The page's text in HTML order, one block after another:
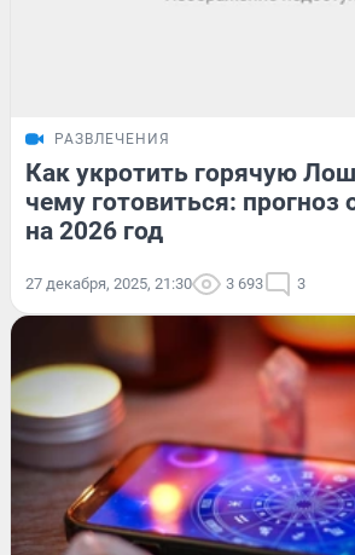
РАЗВЛЕЧЕНИЯ
Как укротить горячую
чему готовиться: прогноз
на 2026 год
27 декабря, 2025, 21:30 3 693 3